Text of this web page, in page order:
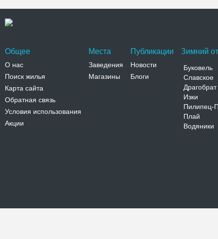
Общее
О нас
Поиск жилья
Карта сайта
Обратная связь
Условия использования
Акции
Места
Заведения
Магазины
Публикации
Новости
Блоги
Зимний
Буковель
Славское
Драгобрат
Изки
Пилипец-
Плай
Водяники